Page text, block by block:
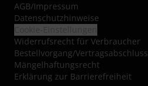
AGB/Impressum
Datenschutzhinweise
Widerrufsrecht für Verbraucher
Bestellvorgang/Vertragsabschluss
Mängelhaftungsrecht
Erklärung zur Barrierefreiheit